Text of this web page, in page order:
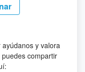
y valora
compartir